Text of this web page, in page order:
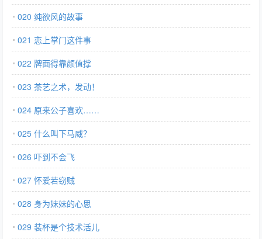
020 纯欲风的故事
021 恋上掌门这件事
022 牌面得靠颜值撑
023 茶艺之术，发动！
024 原来公子喜欢……
025 什么叫下马威？
026 吓到不会飞
027 怀爱若窃贼
028 身为妹妹的心思
029 装杯是个技术活儿